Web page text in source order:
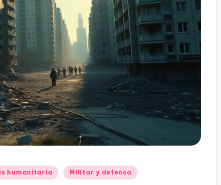
humanitaria Militar y defensa